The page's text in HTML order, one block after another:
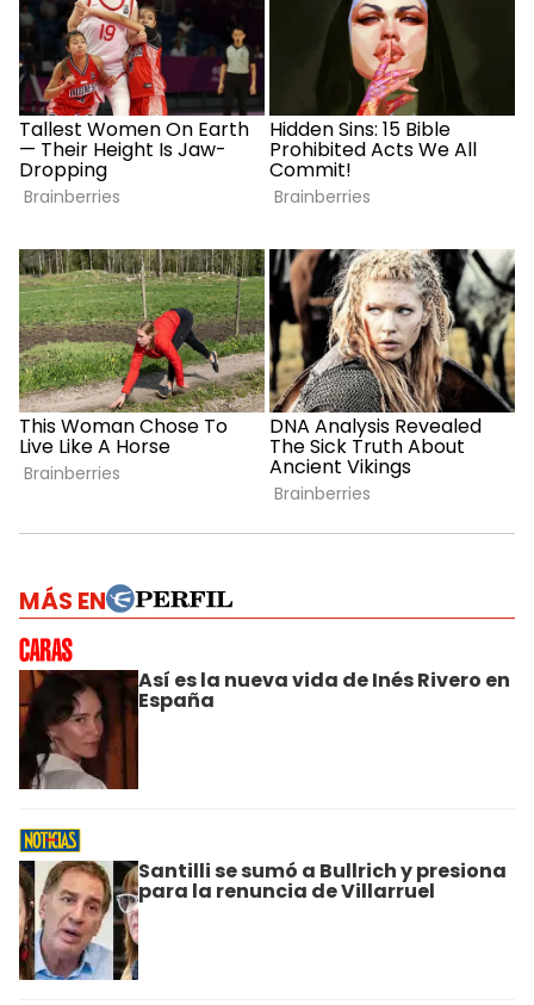
MÁS EN
Así es la nueva vida de Inés Rivero en
España
Santilli se sumó a Bullrich y presiona
para la renuncia de Villarruel